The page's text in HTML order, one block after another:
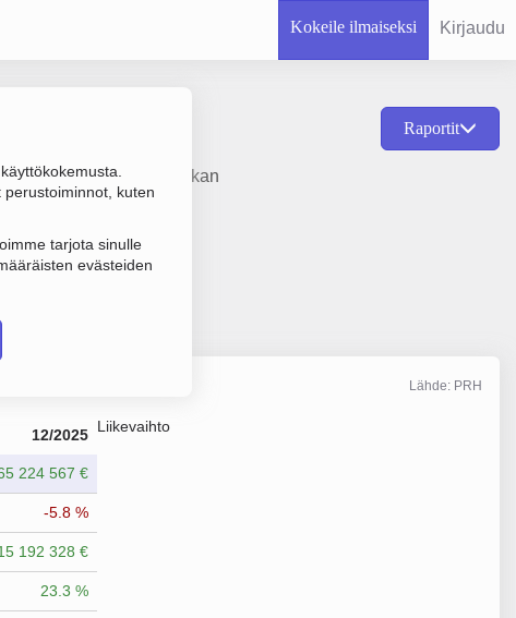
Kokeile ilmaiseksi Kirjaudu
kuten
tarjota sinulle
evästeiden
Raportit
juomien ja tupakan
Lähde: PRH
12/2025
224 567 €
-5.8 %
192 328 €
23.3 %
Liikevaihto